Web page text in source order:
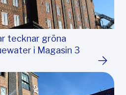
tecknar gröna
i Magasin 3